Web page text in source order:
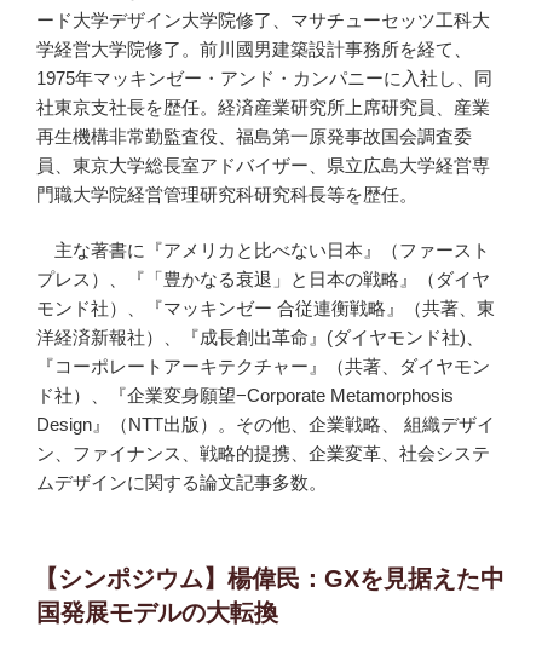
ード大学デザイン大学院修了、マサチューセッツ工科大
学経営大学院修了。前川國男建築設計事務所を経て、
1975年マッキンゼー・アンド・カンパニーに入社し、同
社東京支社長を歴任。経済産業研究所上席研究員、産業
再生機構非常勤監査役、福島第一原発事故国会調査委
員、東京大学総長室アドバイザー、県立広島大学経営専
門職大学院経営管理研究科研究科長等を歴任。
主な著書に『アメリカと比べない日本』（ファースト
プレス）、『「豊かなる衰退」と日本の戦略』（ダイヤ
モンド社）、『マッキンゼー 合従連衡戦略』（共著、東
洋経済新報社）、『成長創出革命』(ダイヤモンド社)、
『コーポレートアーキテクチャー』（共著、ダイヤモン
ド社）、『企業変身願望−Corporate Metamorphosis
Design』（NTT出版）。その他、企業戦略、 組織デザイ
ン、ファイナンス、戦略的提携、企業変革、社会システ
ムデザインに関する論文記事多数。
【シンポジウム】楊偉民：GXを見据えた中
国発展モデルの大転換